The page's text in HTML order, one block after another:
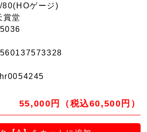
80(HOゲージ)
賞堂
55,000円（税込60,500円）